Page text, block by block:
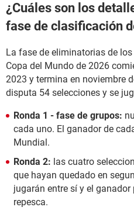
¿Cuáles son los
fase de clasificación
La fase de eliminatorias de
Copa del Mundo de 2026
2023 y termina en noviembre
disputa 54 selecciones y se
Ronda 1 - fase de grupos:
cada uno. El ganador de
Mundial.
Ronda 2: las cuatro
que hayan quedado en
jugarán entre sí y el
repesca.